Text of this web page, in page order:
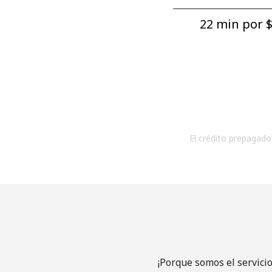
22 min por
El crédito
¡Porque somos el